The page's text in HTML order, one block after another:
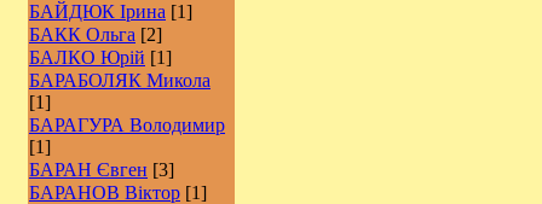
БАЙДЮК Ірина [1]
БАКК Ольга [2]
БАЛКО Юрій [1]
БАРАБОЛЯК Микола
[1]
БАРАГУРА Володимир
[1]
БАРАН Євген [3]
БАРАНОВ Віктор [1]